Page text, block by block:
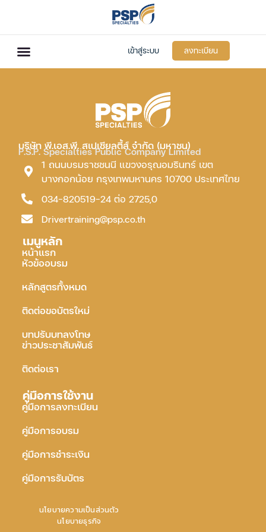
เข้าสู่ระบบ ลงทะเบียน
บริษัท พี.เอส.พี. สเปเชียลตี้ส์ จำกัด (มหาชน)
P.S.P. Specialties Public Company Limited
1 ถนนบรมราชชนนี แขวงอรุณอมรินทร์ เขต
บางกอกน้อย กรุงเทพมหานคร 10700 ประเทศไทย
034-820519-24 ต่อ 2725,0
Drivertraining@psp.co.th
เมนูหลัก
หน้าแรก
หัวข้ออบรม
หลักสูตรทั้งหมด
ติดต่อขอบัตรใหม่
บทปรับบทลงโทษ
ข่าวประชาสัมพันธ์
ติดต่อเรา
คู่มือการใช้งาน
คู่มือการลงทะเบียน
คู่มือการอบรม
คู่มือการชำระเงิน
คู่มือการรับบัตร
นโยบายความเป็นส่วนตัว
นโยบายธุรกิจ